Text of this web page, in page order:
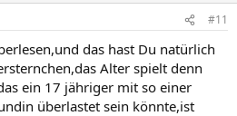
#11
das hast Du natürlich
Alter spielt denn
ein 17 jähriger mit so einer
überlastet sein könnte,ist